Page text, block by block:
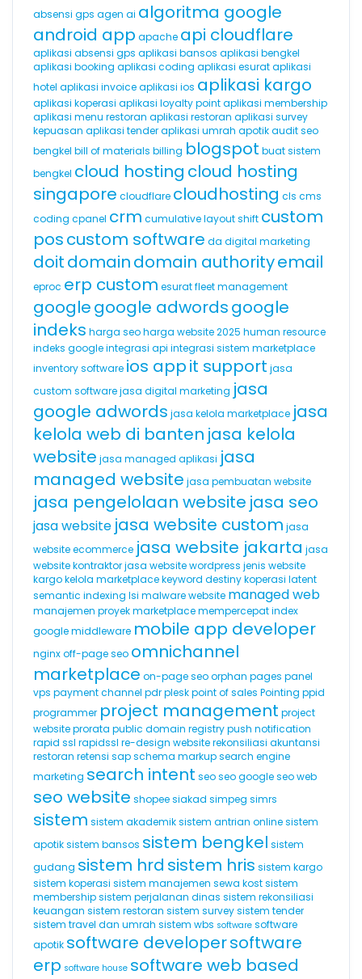
absensi gps agen ai algoritma google
android app apache api cloudflare
aplikasi absensi gps aplikasi bansos aplikasi bengkel
aplikasi booking aplikasi coding aplikasi esurataplikasi
hotel aplikasi invoiceaplikasi ios aplikasi kargo
aplikasi koperasi aplikasi loyalty pointaplikasi membership
aplikasi menu restoran aplikasi restoran aplikasi survey
kepuasan aplikasi tenderaplikasi umrah apotikaudit seo
bengkel bill of materials billing blogspot buat sistem
bengkel cloud hosting cloud hosting
singapore cloudflare cloudhosting cls cms
coding cpanel crm cumulative layout shift custom
poscustom software da digital marketing
doitdomaindomain authorityemail
eproc erp custom esuratfleet management
googlegoogle adwordsgoogle
indeks harga seoharga website 2025 human resource
indeks googleintegrasi api integrasi sistem marketplace
inventory software ios appit support jasa
custom softwarejasa digital marketing jasa
google adwords jasa kelola marketplace jasa
kelola web di banten jasa kelola
website jasa managed aplikasi jasa
managed website jasa pembuatan website
jasa pengelolaan website jasa seo
jasa website jasa website custom jasa
website ecommerce jasa website jakarta jasa
website kontraktorjasa website wordpress jenis website
kargokelola marketplacekeyword destinykoperasi latent
semantic indexing lsi malware website managed web
manajemen proyekmarketplacemempercepat index
googlemiddleware mobile app developer
nginxoff-page seo omnichannel
marketplace on-page seoorphan pages panel
vps payment channel pdrpleskpoint of sales Pointing ppid
programmer project management project
websiteprorata public domain registrypush notification
rapid ssl rapidssl re-design websiterekonsiliasi akuntansi
restoran retensi sapschema markupsearch engine
marketing search intent seoseo googleseo web
seo website shopeesiakad simpeg simrs
sistem sistem akademiksistem antrian onlinesistem
apotiksistem bansos sistem bengkel sistem
gudang sistem hrd sistem hris sistem kargo
sistem koperasi sistem manajemen sewa kostsistem
membershipsistem perjalanan dinas sistem rekonsiliasi
keuangan sistem restoran sistem surveysistem tender
sistem travel dan umrah sistem wbs software software
apotik software developersoftware
erp software house software web based